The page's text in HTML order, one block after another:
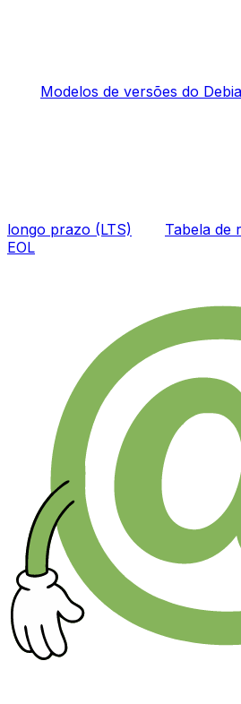
Modelos de versões do
longo prazo (LTS)
Tabela de
EOL